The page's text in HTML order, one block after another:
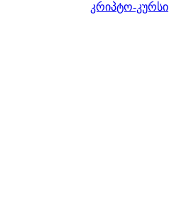
კრიპტო-კურსი